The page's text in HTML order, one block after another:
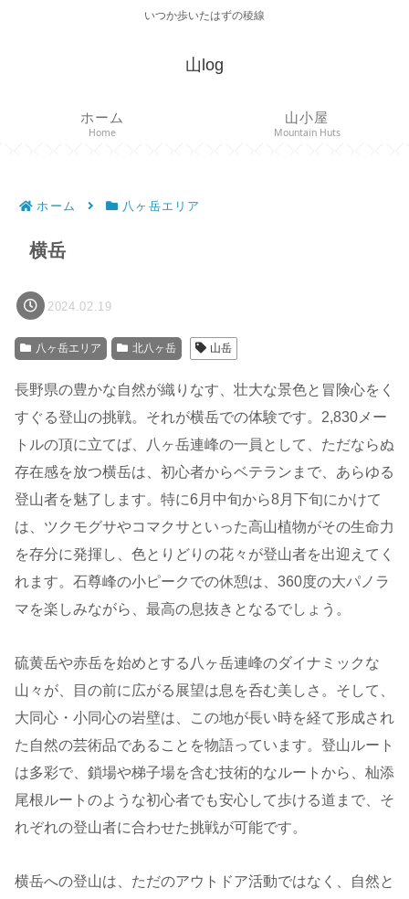
いつか歩いたはずの稜線
山log
ホーム
Home
山小屋
Mountain Huts
ホーム 八ヶ岳エリア
横岳
2024.02.19
八ヶ岳エリア 北八ヶ岳 山岳
長野県の豊かな自然が織りなす、壮大な景色と冒険心をく
すぐる登山の挑戦。それが横岳での体験です。2,830メー
トルの頂に立てば、八ヶ岳連峰の一員として、ただならぬ
存在感を放つ横岳は、初心者からベテランまで、あらゆる
登山者を魅了します。特に6月中旬から8月下旬にかけて
は、ツクモグサやコマクサといった高山植物がその生命力
を存分に発揮し、色とりどりの花々が登山者を出迎えてく
れます。石尊峰の小ピークでの休憩は、360度の大パノラ
マを楽しみながら、最高の息抜きとなるでしょう。
硫黄岳や赤岳を始めとする八ヶ岳連峰のダイナミックな
山々が、目の前に広がる展望は息を呑む美しさ。そして、
大同心・小同心の岩壁は、この地が長い時を経て形成され
た自然の芸術品であることを物語っています。登山ルート
は多彩で、鎖場や梯子場を含む技術的なルートから、杣添
尾根ルートのような初心者でも安心して歩ける道まで、そ
れぞれの登山者に合わせた挑戦が可能です。
横岳への登山は、ただのアウトドア活動ではなく、自然と